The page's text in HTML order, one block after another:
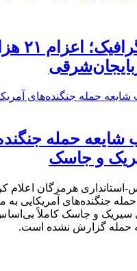
شایعه حمله
و جاسک
استانداری هرمزگان اعلام
جنگنده‌های آمریکایی
سیریک و جاسک کاملاً
حمله گزارش نشده است.